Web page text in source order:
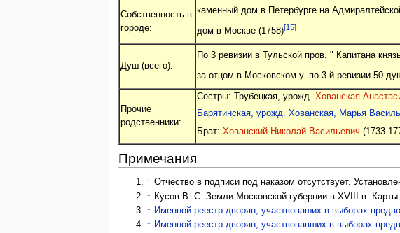
Собственность в
городе:
каменный дом в Петербурге на
дом в Москве (1758)[15]
Душ (всего):
По 3 ревизии в Тульской пров. " Капитана
за отцом в Московском у. по 3-й ревизии 50
Прочие
родственники:
Сестры: Трубецкая, урожд. Хованская
Барятинская, урожд. Хованская, Марья
Брат: Хованский Николай Васильевич (1733-
Примечания
↑ Отчество в подписи под наказом отсутствует.
↑ Кусов В. С. Земли Московской губернии в XVIII в.
↑ Именной реестр дворян, участвоваших в выборах
↑ Именной реестр дворян, участвовавших в выборах